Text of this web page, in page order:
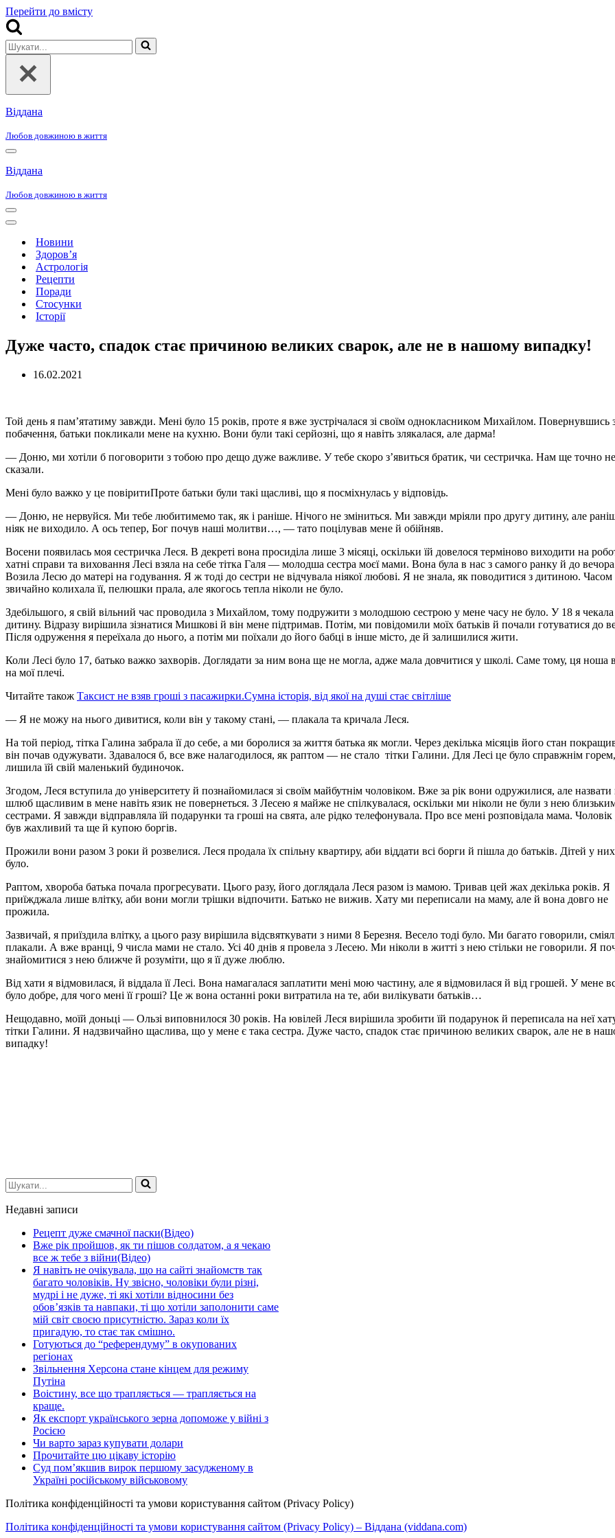
Перейти до вмісту
Шукати...
Віддана
Любов довжиною в життя
Меню
навігації
Віддана
Любов довжиною в життя
Меню
навігації
Меню
навігаціїНовини
Здоров’я
Астрологія
Рецепти
Поради
Стосунки
Історії
Дуже часто, спадок стає причиною великих сварок, але не в нашому випадку!
16.02.2021
Той день я пам’ятатиму завжди. Мені було 15 років, проте я вже зустрічалася зі своїм однокласником Михайлом. Повернувшись
побачення, батьки покликали мене на кухню. Вони були такі серйозні, що я навіть злякалася, але дарма!
— Доню, ми хотіли б поговорити з тобою про дещо дуже важливе. У тебе скоро з’явиться братик, чи сестричка. Нам ще точно не
сказали.
Мені було важко у це повіритиПроте батьки були такі щасливі, що я посміхнулась у відповідь.
— Доню, не нервуйся. Ми тебе любитимемо так, як і раніше. Нічого не зміниться. Ми завжди мріяли про другу дитину, але
ніяк не виходило. А ось тепер, Бог почув наші молитви…, — тато поцілував мене й обійняв.
Восени появилась моя сестричка Леся. В декреті вона просиділа лише 3 місяці, оскільки їй довелося терміново виходити на
хатні справи та виховання Лесі взяла на себе тітка Галя — молодша сестра моєї мами. Вона була в нас з самого ранку й до
Возила Лесю до матері на годування. Я ж тоді до сестри не відчувала ніякої любові. Я не знала, як поводитися з дитиною. Часом
звичайно колихала її, пелюшки прала, але якогось тепла ніколи не було.
Здебільшого, я свій вільний час проводила з Михайлом, тому подружити з молодшою сестрою у мене часу не було. У 18 я чекала
дитину. Відразу вирішила зізнатися Мишкові й він мене підтримав. Потім, ми повідомили моїх батьків й почали готуватися до
Після одруження я переїхала до нього, а потім ми поїхали до його бабці в інше місто, де й залишилися жити.
Коли Лесі було 17, батько важко захворів. Доглядати за ним вона ще не могла, адже мала довчитися у школі. Саме тому, ця ноша
на мої плечі.
Читайте також Таксист не взяв гроші з пасажирки.Сyмна історія, від якої на душі стає світліше
— Я не можу на нього дивитися, коли він у такому стані, — плакала та кричала Леся.
На той період, тітка Галина забрала її до себе, а ми боролися за життя батька як могли. Через декілька місяців його стан
він почав одужувати. Здавалося б, все вже налагодилося, як раптом — не стало тітки Галини. Для Лесі це було справжнім
лишила їй свій маленький будиночок.
Згодом, Леся вступила до університету й познайомилася зі своїм майбутнім чоловіком. Вже за рік вони одружилися, але назвати
шлюб щасливим в мене навіть язик не повернеться. З Лесею я майже не спілкувалася, оскільки ми ніколи не були з нею
сестрами. Я завжди відправляла їй подарунки та гроші на свята, але рідко телефонувала. Про все мені розповідала мама. Чоловік
був жахливий та ще й купою боргів.
Прожили вони разом 3 роки й розвелися. Леся продала їх спільну квартиру, аби віддати всі борги й пішла до батьків. Дітей у
було.
Раптом, хвороба батька почала прогресувати. Цього разу, його доглядала Леся разом із мамою. Тривав цей жах декілька років. Я
приїжджала лише влітку, аби вони могли трішки відпочити. Батько не вижив. Хату ми переписали на маму, але й вона довго не
прожила.
Зазвичай, я приїздила влітку, а цього разу вирішила відсвяткувати з ними 8 Березня. Весело тоді було. Ми багато говорили,
плакали. А вже вранці, 9 числа мами не стало. Усі 40 днів я провела з Лесею. Ми ніколи в житті з нею стільки не говорили. Я
знайомитися з нею ближче й розуміти, що я її дуже люблю.
Від хати я відмовилася, й віддала її Лесі. Вона намагалася заплатити мені мою частину, але я відмовилася й від грошей. У мене
було добре, для чого мені її гроші? Це ж вона останні роки витратила на те, аби вилікувати батьків…
Нещодавно, моїй доньці — Ользі виповнилося 30 років. На ювілей Леся вирішила зробити їй подарунок й переписала на неї
тітки Галини. Я надзвичайно щаслива, що у мене є така сестра. Дуже часто, спадок стає причиною великих сварок, але не в
випадку!
Шукати...
Недавні записи
Рецепт дуже смачної паски(Відео)
Вже рік пройшов, як ти пішов солдатом, а я чекаю
все ж тебе з війни(Відео)
Я навіть не очікувала, що на сайті знайомств так
багато чоловіків. Ну звісно, чоловіки були різні,
мудрі і не дуже, ті які хотіли відносини без
обов’язків та навпаки, ті що хотіли заполонити саме
мій світ своєю присутністю. Зараз коли їх
пригадую, то стає так смішно.
Готуються до “референдуму” в окупованих
регіонах
Звільнення Херсона стане кінцем для режиму
Путіна
Воістину, все що трапляється — трапляється на
краще.
Як експорт українського зерна допоможе у війні з
Росією
Чи варто зараз купувати долари
Прочитайте цю цікаву історію
Суд пом’якшив вирок першому засудженому в
Україні російському військовому
Політика конфіденційності та умови користування сайтом (Privacy Policy)
Політика конфіденційності та умови користування сайтом (Privacy Policy) – Віддана (viddana.com)